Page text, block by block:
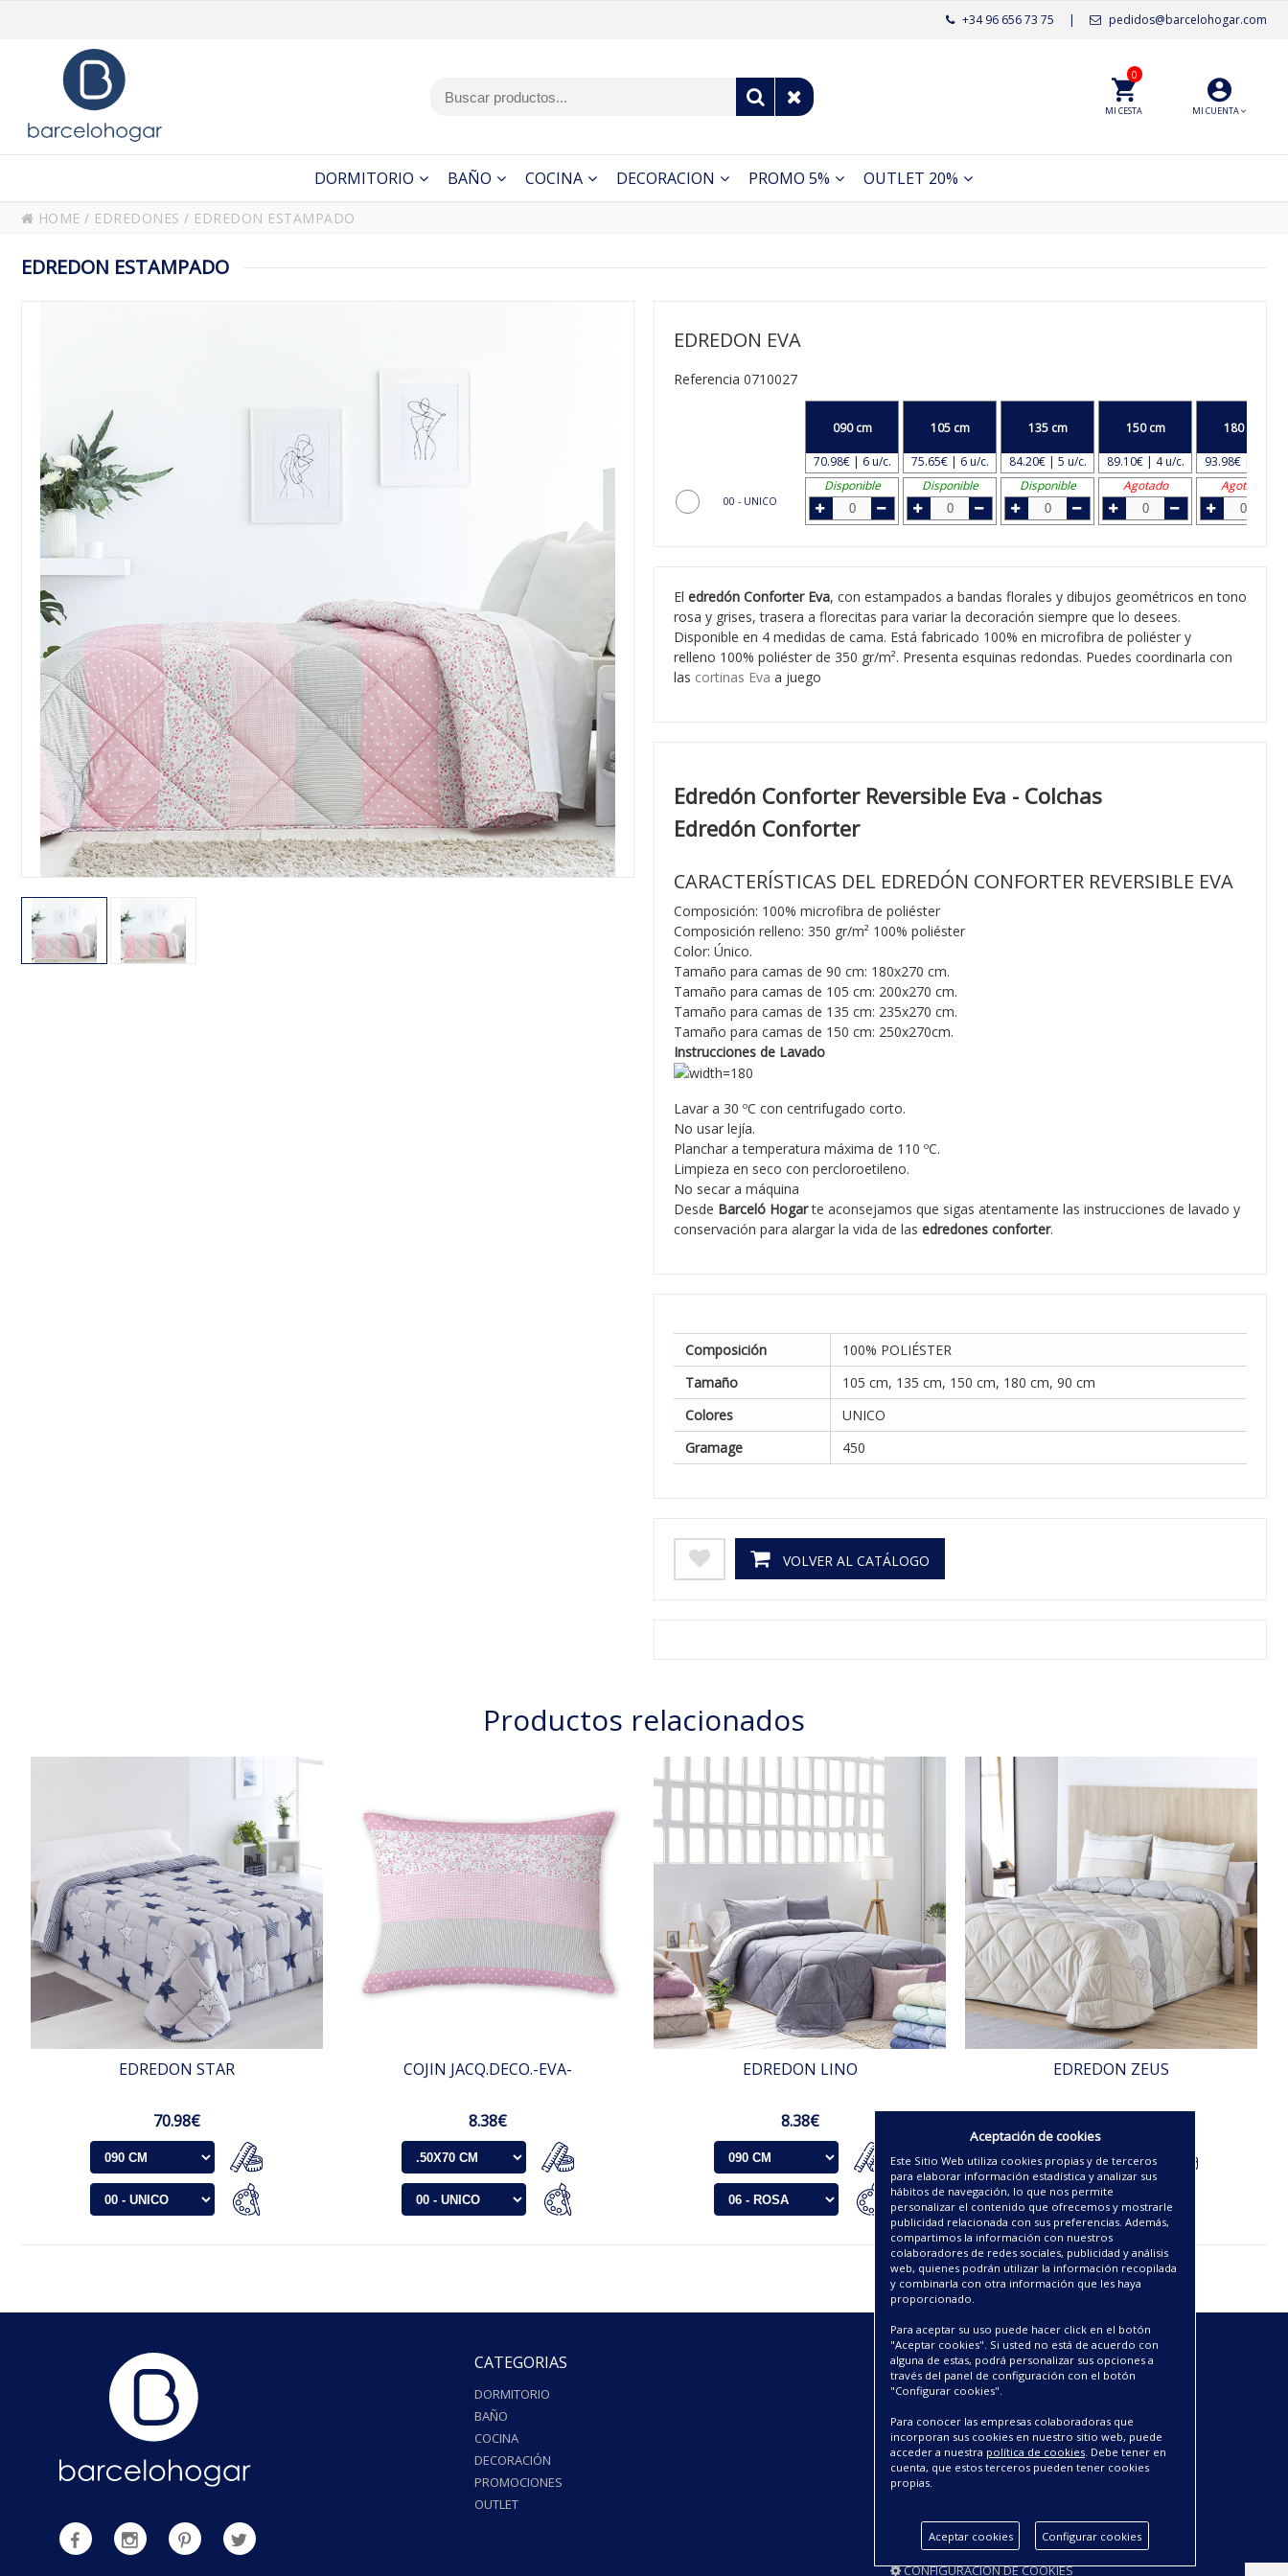
pedidos@barcelohogar.com
|
+34 96 656 73 75
MI CUENTA
MI CESTA
0
DORMITORIO BAÑO COCINA DECORACION PROMO 5% OUTLET 20%
HOME / EDREDONES / EDREDON ESTAMPADO
EDREDON ESTAMPADO
EDREDON EVA
Referencia 0710027
00 - UNICO
090 cm
70.98€ | 6 u/c.
105 cm
75.65€ | 6 u/c.
135 cm
84.20€ | 5 u/c.
150 cm
89.10€ | 4 u/c.
180 cm
93.98€ | 3 u/c.
Disponible
Disponible Disponible Agotado Agotado
El edredón Conforter Eva, con estampados a bandas florales y dibujos geométricos en tono
rosa y grises, trasera a florecitas para variar la decoración siempre que lo desees.
Disponible en 4 medidas de cama. Está fabricado 100% en microfibra de poliéster y
relleno 100% poliéster de 350 gr/m². Presenta esquinas redondas. Puedes coordinarla con
las cortinas Eva a juego
Edredón Conforter Reversible Eva - Colchas
Edredón Conforter
CARACTERÍSTICAS DEL EDREDÓN CONFORTER REVERSIBLE EVA
Composición: 100% microfibra de poliéster
Composición relleno: 350 gr/m² 100% poliéster
Color: Único.
Tamaño para camas de 90 cm: 180x270 cm.
Tamaño para camas de 105 cm: 200x270 cm.
Tamaño para camas de 135 cm: 235x270 cm.
Tamaño para camas de 150 cm: 250x270cm.
Instrucciones de Lavado
Lavar a 30 ºC con centrifugado corto.
No usar lejía.
Planchar a temperatura máxima de 110 ºC.
Limpieza en seco con percloroetileno.
No secar a máquina
Desde Barceló Hogarte aconsejamos que sigas atentamente las instrucciones de lavado y
conservación para alargar la vida de las edredones conforter.
Composición
100% POLIÉSTER
Tamaño
105 cm, 135 cm, 150 cm, 180 cm, 90 cm
Colores
UNICO
Gramage
450
VOLVER AL CATÁLOGO
Productos relacionados
EDREDON STAR
70.98€
COJIN JACQ.DECO.-EVA-
8.38€
EDREDON LINO
8.38€
EDREDON ZEUS
CATEGORIAS
DORMITORIO
BAÑO
COCINA
DECORACIÓN
PROMOCIONES
OUTLET
ENLACES
CATÁLOGOS PDF
SOBRE NOSOTROS
CONDICIONES DE ENVÍO Y ENTREGA
POLÍTICA DE DEVOLUCIONES
AVISO LEGAL
POLÍTICA DE PRIVACIDAD
POLÍTICA DE COOKIES
CONFIGURACIÓN DE COOKIES
Aceptación de cookies
Este Sitio Web utiliza cookies propias y de terceros
para elaborar información estadística y analizar sus
hábitos de navegación, lo que nos permite
personalizar el contenido que ofrecemos y mostrarle
publicidad relacionada con sus preferencias. Además,
compartimos la información con nuestros
colaboradores de redes sociales, publicidad y análisis
web, quienes podrán utilizar la información recopilada
y combinarla con otra información que les haya
proporcionado.
Para aceptar su uso puede hacer click en el botón
"Aceptar cookies". Si usted no está de acuerdo con
alguna de estas, podrá personalizar sus opciones a
través del panel de configuración con el botón
"Configurar cookies".
Para conocer las empresas colaboradoras que
incorporan sus cookies en nuestro sitio web, puede
acceder a nuestra política de cookies. Debe tener en
cuenta, que estos terceros pueden tener cookies
propias.
Aceptar cookies Configurar cookies